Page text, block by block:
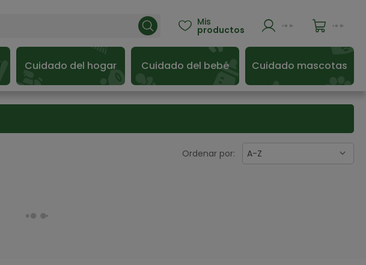
 Mis
productos
Cuidado del hogar Cuidado del bebé Cuidado mascotas
Ordenar por: A-Z